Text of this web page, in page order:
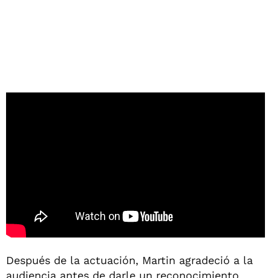
Después de la actuación, Martin agradeció a la